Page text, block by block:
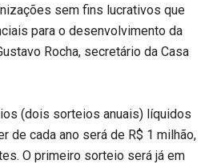
sem fins lucrativos que
para o desenvolvimento da
Rocha, secretário da Casa
(dois sorteios anuais) líquidos
de cada ano será de R$ 1 milhão,
O primeiro sorteio será já em